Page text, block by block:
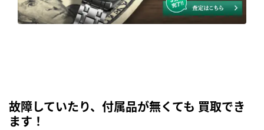
故障していたり、付属品が無くても 買取でき
ます！